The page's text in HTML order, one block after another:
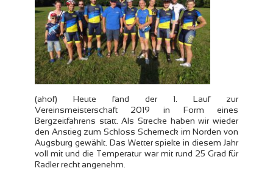
(ahof) Heute fand der 1. Lauf zur
Vereinsmeisterschaft 2019 in Form eines
Bergzeitfahrens statt. Als Strecke haben wir wieder
den Anstieg zum Schloss Scherneck im Norden von
Augsburg gewählt. Das Wetter spielte in diesem Jahr
voll mit und die Temperatur war mit rund 25 Grad für
Radler recht angenehm.